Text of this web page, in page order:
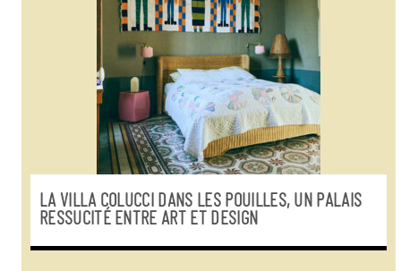
LA VILLA COLUCCI DANS LES POUILLES, UN PALAIS
RESSUCITÉ ENTRE ART ET DESIGN